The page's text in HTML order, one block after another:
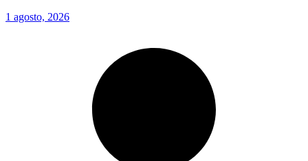
1 agosto, 2026